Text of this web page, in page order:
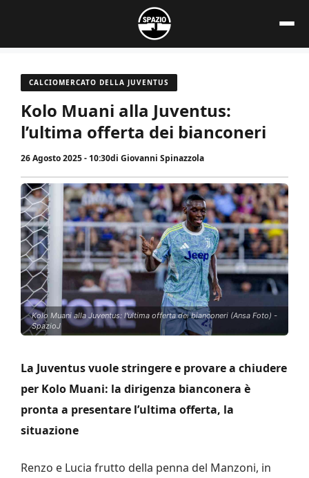
contenuto
CALCIOMERCATO DELLA JUVENTUS
Kolo Muani alla Juventus:
l’ultima offerta dei bianconeri
26 Agosto 2025 - 10:30di Giovanni Spinazzola
Kolo Muani alla Juventus: l'ultima offerta dei bianconeri (Ansa Foto) -
SpazioJ
La Juventus vuole stringere e provare a chiudere
per Kolo Muani: la dirigenza bianconera è
pronta a presentare l’ultima offerta, la
situazione
Renzo e Lucia frutto della penna del Manzoni, in